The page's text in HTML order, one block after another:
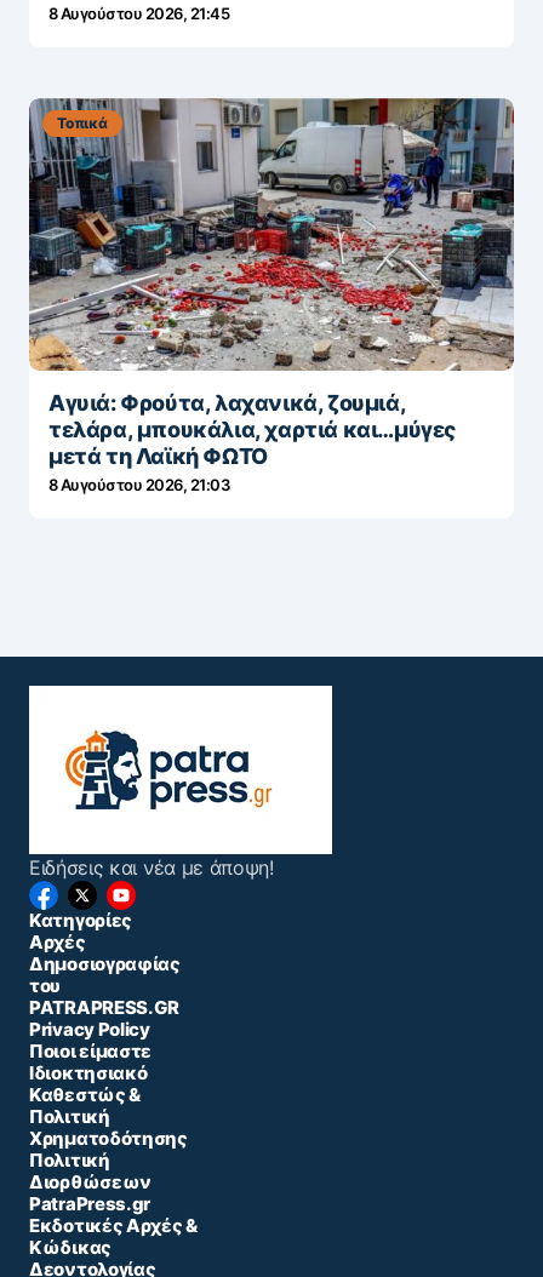
8 Αυγούστου 2026, 21:45
Τοπικά
Αγυιά: Φρούτα, λαχανικά, ζουμιά,
τελάρα, μπουκάλια, χαρτιά και…μύγες
μετά τη Λαϊκή ΦΩΤΟ
8 Αυγούστου 2026, 21:03
Ειδήσεις και νέα με άποψη!
Κατηγορίες
Αρχές
Δημοσιογραφίας
του
PATRAPRESS.GR
Privacy Policy
Ποιοι είμαστε
Ιδιοκτησιακό
Καθεστώς &
Πολιτική
Χρηματοδότησης
Πολιτική
Διορθώσεων
PatraPress.gr
Εκδοτικές Αρχές &
Κώδικας
Δεοντολογίας